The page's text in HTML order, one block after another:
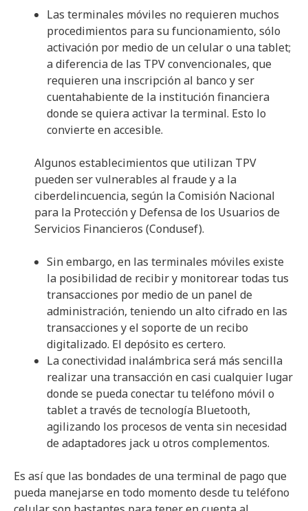
Las terminales móviles no requieren muchos
procedimientos para su funcionamiento, sólo
activación por medio de un celular o una tablet;
a diferencia de las TPV convencionales, que
requieren una inscripción al banco y ser
cuentahabiente de la institución financiera
donde se quiera activar la terminal. Esto lo
convierte en accesible.
Algunos establecimientos que utilizan TPV
pueden ser vulnerables al fraude y a la
ciberdelincuencia, según la Comisión Nacional
para la Protección y Defensa de los Usuarios de
Servicios Financieros (Condusef).
Sin embargo, en las terminales móviles existe
la posibilidad de recibir y monitorear todas tus
transacciones por medio de un panel de
administración, teniendo un alto cifrado en las
transacciones y el soporte de un recibo
digitalizado. El depósito es certero.
La conectividad inalámbrica será más sencilla
realizar una transacción en casi cualquier lugar
donde se pueda conectar tu teléfono móvil o
tablet a través de tecnología Bluetooth,
agilizando los procesos de venta sin necesidad
de adaptadores jack u otros complementos.
Es así que las bondades de una terminal de pago que
pueda manejarse en todo momento desde tu teléfono